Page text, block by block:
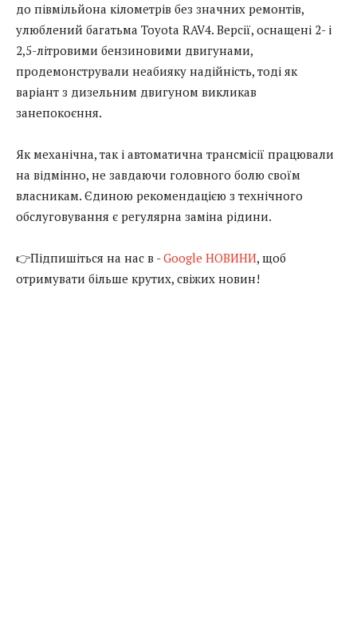
до півмільйона кілометрів без значних ремонтів,
улюблений багатьма Toyota RAV4. Версії, оснащені 2- і
2,5-літровими бензиновими двигунами,
продемонстрували неабияку надійність, тоді як
варіант з дизельним двигуном викликав
занепокоєння.
Як механічна, так і автоматична трансмісії працювали
на відмінно, не завдаючи головного болю своїм
власникам. Єдиною рекомендацією з технічного
обслуговування є регулярна заміна рідини.
👉Підпишіться на нас в -Google НОВИНИ, щоб
отримувати більше крутих, свіжих новин!